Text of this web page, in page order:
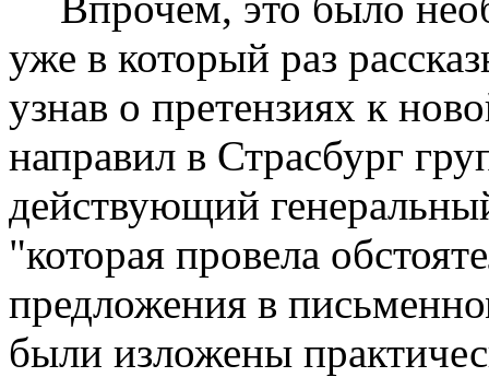
уже в который раз
узнав о претензиях к
направил в Страсбург
действующий
"которая провела
предложения в
были изложены